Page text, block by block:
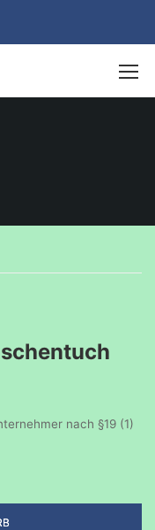
nach §19 (1)